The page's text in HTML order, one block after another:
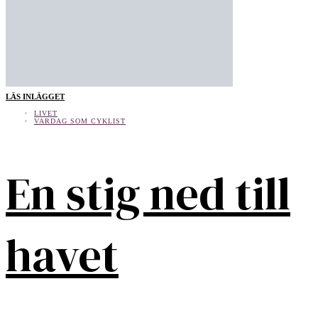
LÄS INLÄGGET
LIVET
VARDAG SOM CYKLIST
En stig ned till
havet